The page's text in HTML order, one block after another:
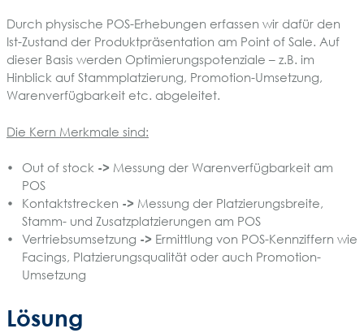
Durch physische POS-Erhebungen erfassen wir dafür den
Ist-Zustand der Produktpräsentation am Point of Sale. Auf
dieser Basis werden Optimierungspotenziale – z.B. im
Hinblick auf Stammplatzierung, Promotion-Umsetzung,
Warenverfügbarkeit etc. abgeleitet.
Die Kern Merkmale sind:
Out of stock -> Messung der Warenverfügbarkeit am
POS
Kontaktstrecken -> Messung der Platzierungsbreite,
Stamm- und Zusatzplatzierungen am POS
Vertriebsumsetzung -> Ermittlung von POS-Kennziffern wie
Facings, Platzierungsqualität oder auch Promotion-
Umsetzung
Lösung